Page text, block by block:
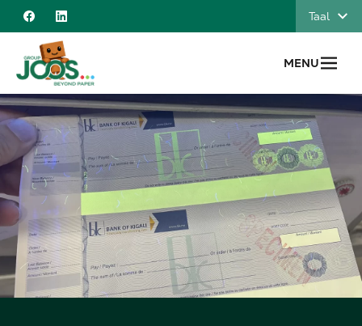
Naar inhoud
MENU
FacebookLinkedin
Taal